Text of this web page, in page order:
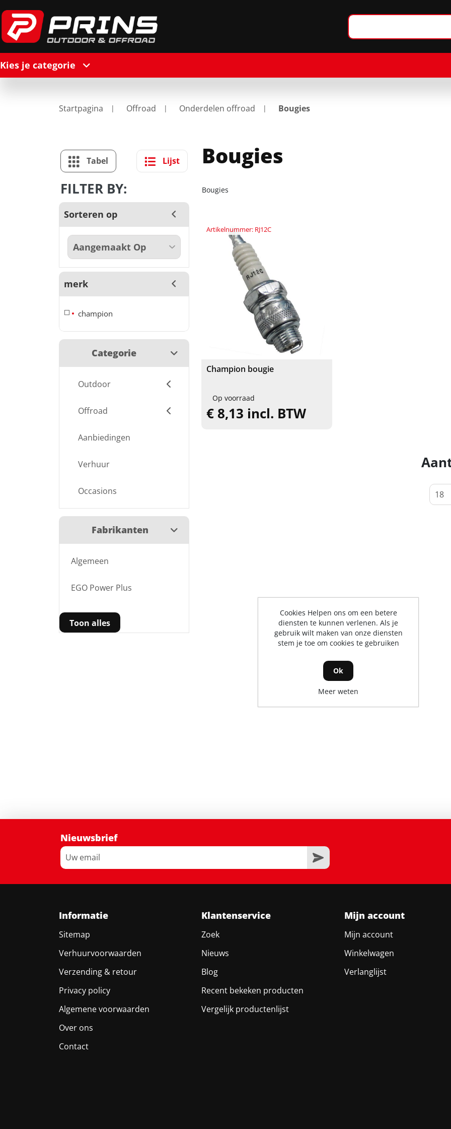
Kies je categorie
Startpagina Offroad Onderdelen offroad Bougies
Tabel Lijst
FILTER BY:
Sorteren op
merk
champion
Categorie
Outdoor
Offroad
Aanbiedingen
Verhuur
Occasions
Fabrikanten
Algemeen
EGO Power Plus
Toon alles
Bougies
Bougies
Artikelnummer: RJ12C
Champion bougie
Op voorraad
€ 8,13 incl. BTW
Nieuwsbrief
Informatie
Sitemap
Verhuurvoorwaarden
Verzending & retour
Privacy policy
Algemene voorwaarden
Over ons
Contact
Klantenservice
Zoek
Nieuws
Blog
Recent bekeken producten
Vergelijk productenlijst
Mijn account
Mijn account
Winkelwagen
Verlanglijst
Cookies Helpen ons om een betere
diensten te kunnen verlenen. Als je
gebruik wilt maken van onze diensten
stem je toe om cookies te gebruiken
Ok
Meer weten